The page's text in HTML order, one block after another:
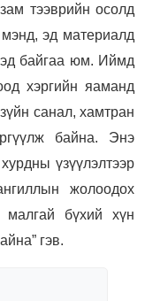
тээврийн осолд
эд материалд
байгаа юм. Иймд
хэргийн яаманд
санал, хамтран
байна. Энэ
үзүүлэлтээр
жолоодох
малгай бүхий хүн
гэв.